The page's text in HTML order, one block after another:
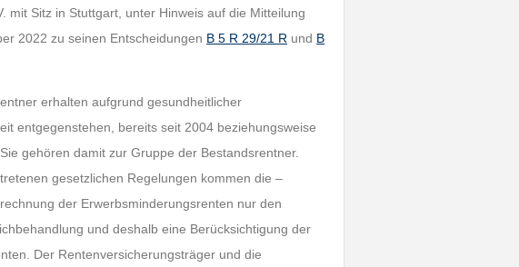
mit Sitz in Stuttgart, unter Hinweis auf die Mitteilung
2022 zu seinen Entscheidungen B 5 R 29/21 R und B
erhalten aufgrund gesundheitlicher
entgegenstehen, bereits seit 2004 beziehungsweise
gehören damit zur Gruppe der Bestandsrentner.
gesetzlichen Regelungen kommen die –
der Erwerbsminderungsrenten nur den
und deshalb eine Berücksichtigung der
Der Rentenversicherungsträger und die